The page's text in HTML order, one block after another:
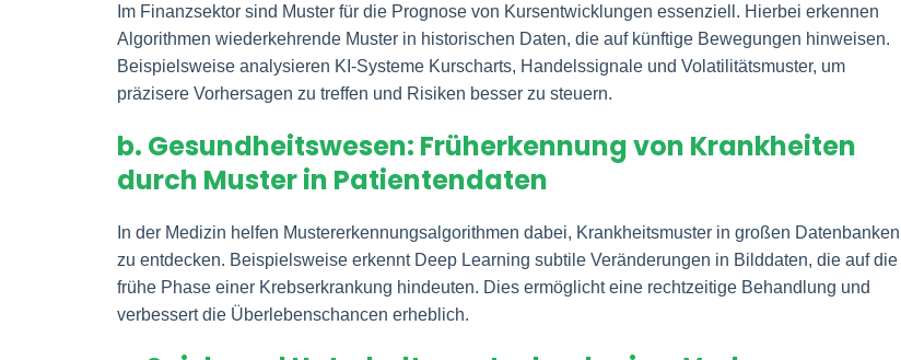
Im Finanzsektor sind Muster für die Prognose von Kursentwicklungen essenziell. Hierbei erkennen
Algorithmen wiederkehrende Muster in historischen Daten, die auf künftige Bewegungen hinweisen.
Beispielsweise analysieren KI-Systeme Kurscharts, Handelssignale und Volatilitätsmuster, um
präzisere Vorhersagen zu treffen und Risiken besser zu steuern.
b. Gesundheitswesen: Früherkennung von Krankheiten
durch Muster in Patientendaten
In der Medizin helfen Mustererkennungsalgorithmen dabei, Krankheitsmuster in großen Datenbanken
zu entdecken. Beispielsweise erkennt Deep Learning subtile Veränderungen in Bilddaten, die auf die
frühe Phase einer Krebserkrankung hindeuten. Dies ermöglicht eine rechtzeitige Behandlung und
verbessert die Überlebenschancen erheblich.